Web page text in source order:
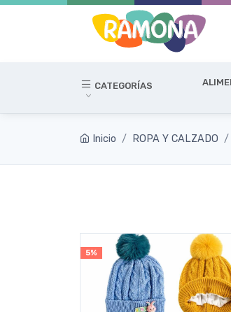
CATEGORÍAS
Inicio ROPA Y CALZADO
5%